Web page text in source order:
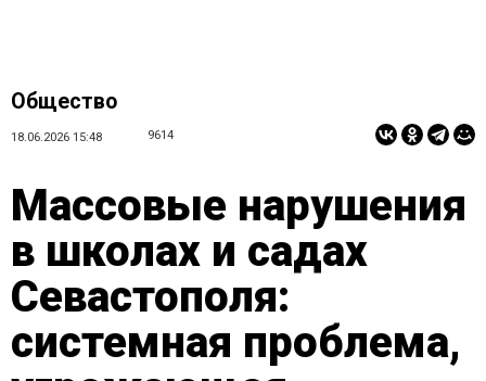
Общество
18.06.2026 15:48 9614
Массовые нарушения
в школах и садах
Севастополя:
системная проблема,